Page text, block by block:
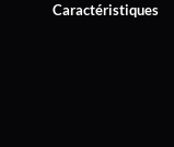
Caractéristiques